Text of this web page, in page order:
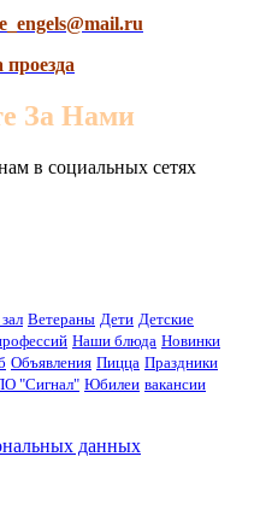
проезда
За Нами
в социальных сетях
Ветераны Дети Детские
Наши блюда Новинки
Объявления Пицца Праздники
"Сигнал" Юбилеи вакансии
данных